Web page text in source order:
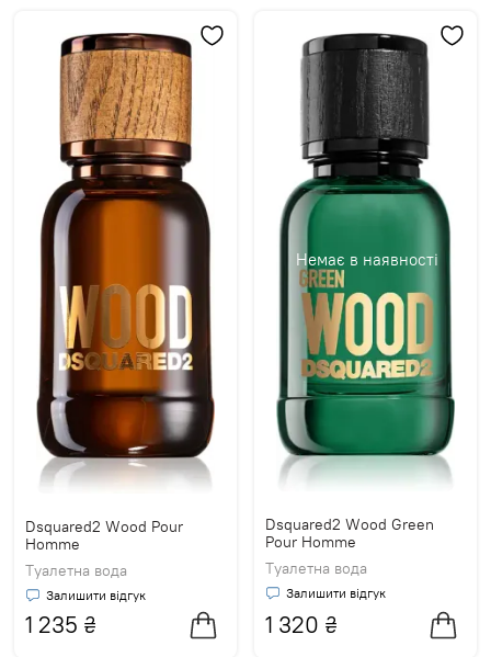
Dsquared2 Wood Pour
Homme
Туалетна вода
Залишити відгук
1 235 ₴
Немає в наявності
Dsquared2 Wood Green
Pour Homme
Туалетна вода
Залишити відгук
1 320 ₴